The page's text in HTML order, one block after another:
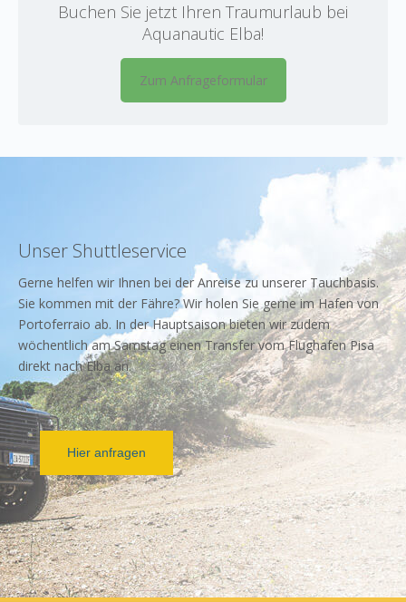
Buchen Sie jetzt Ihren Traumurlaub bei
Aquanautic Elba!
Zum Anfrageformular
Unser Shuttleservice
Gerne helfen wir Ihnen bei der Anreise zu unserer Tauchbasis.
Sie kommen mit der Fähre? Wir holen Sie gerne im Hafen von
Portoferraio ab. In der Hauptsaison bieten wir zudem
wöchentlich am Samstag einen Transfer vom Flughafen Pisa
direkt nach Elba an.
Hier anfragen